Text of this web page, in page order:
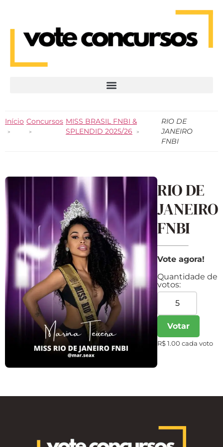
Início Concursos MISS BRASIL FNBI &
SPLENDID 2025/26
RIO DE
JANEIRO
FNBI
RIO DE
JANEIRO
FNBI
Vote agora!
Quantidade de
votos:
Votar
R$ 1.00 cada voto